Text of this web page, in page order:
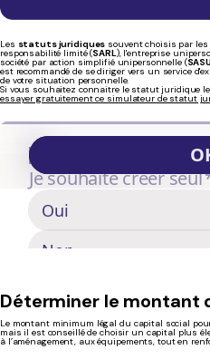
Les statuts juridiques souvent choisis par
responsabilité limité (SARL), l'entreprise
société par action simplifié unipersonnelle (
est recommandé de se diriger vers un service
de votre situation personnelle.
Si vous souhaitez connaitre le statut juridique
essayer gratuitement ce simulateur de statut
Déterminer le montant
Le montant minimum légal du capital social
mais il est conseillé de choisir un capital plus
à l’aménagement, aux équipements, tout en